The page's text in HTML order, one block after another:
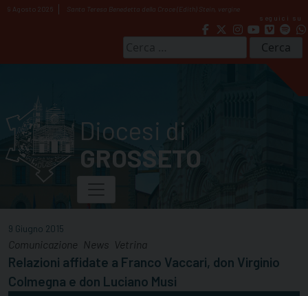
Skip
9 Agosto 2026
Santa Teresa Benedetta della Croce (Edith) Stein, vergine
seguici su
per:
Diocesi di
GROSSETO
9 Giugno 2015
Comunicazione News Vetrina
Relazioni affidate a Franco Vaccari, don Virginio
Colmegna e don Luciano Musi